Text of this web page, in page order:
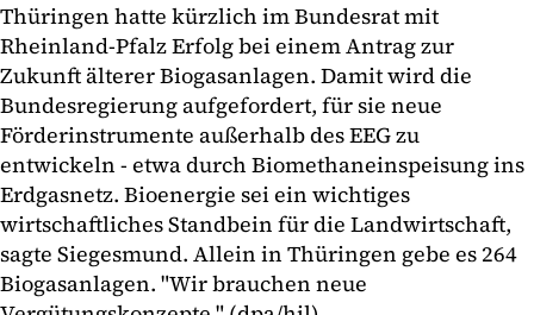
Thüringen hatte kürzlich im Bundesrat mit
Rheinland-Pfalz Erfolg bei einem Antrag zur
Zukunft älterer Biogasanlagen. Damit wird die
Bundesregierung aufgefordert, für sie neue
Förderinstrumente außerhalb des EEG zu
entwickeln - etwa durch Biomethaneinspeisung ins
Erdgasnetz. Bioenergie sei ein wichtiges
wirtschaftliches Standbein für die Landwirtschaft,
sagte Siegesmund. Allein in Thüringen gebe es 264
Biogasanlagen. "Wir brauchen neue